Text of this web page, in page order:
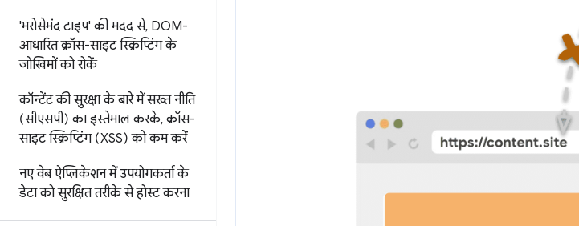
'भरोसेमंद टाइप' की मदद से, DOM-
आधारित क्रॉस-साइट स्क्रिप्टिंग के
जोखिमों को रोकें
कॉन्टेंट की सुरक्षा के बारे में सख्त नीति
(सीएसपी) का इस्तेमाल करके,क्रॉस-
साइट स्क्रिप्टिंग (XSS) को कम करें
नए वेब ऐप्लिकेशन में उपयोगकर्ता के
डेटा को सुरक्षित तरीके से होस्ट करना